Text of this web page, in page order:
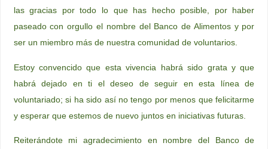
las gracias por todo lo que has hecho posible, por haber
paseado con orgullo el nombre del Banco de Alimentos y por
ser un miembro más de nuestra comunidad de voluntarios.
Estoy convencido que esta vivencia habrá sido grata y que
habrá dejado en ti el deseo de seguir en esta línea de
voluntariado; si ha sido así no tengo por menos que felicitarme
y esperar que estemos de nuevo juntos en iniciativas futuras.
Reiterándote mi agradecimiento en nombre del Banco de